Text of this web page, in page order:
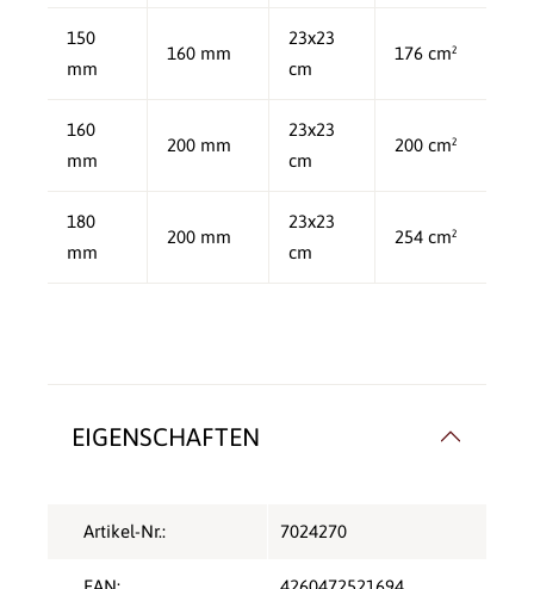
150
mm
160 mm
23x23
cm
176 cm²
160
mm
200 mm
23x23
cm
200 cm²
180
mm
200 mm
23x23
cm
254 cm²
EIGENSCHAFTEN
Artikel-Nr.: 7024270